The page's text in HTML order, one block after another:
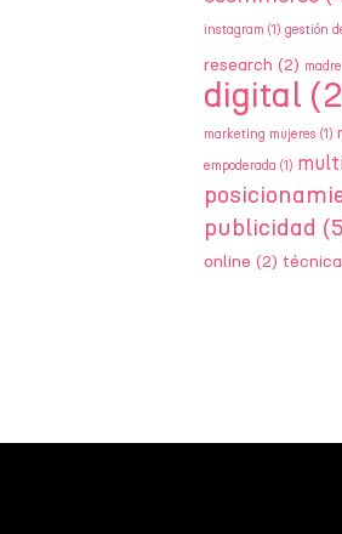
instagram (1) gestión
research (2)
digital
marketing mujeres (1)
empoderada (1)
publicidad
online (2)